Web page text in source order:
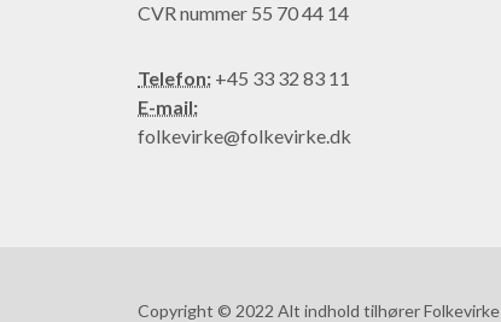
CVR nummer 55 70 44 14
Telefon: +45 33 32 83 11
E-mail:
folkevirke@folkevirke.dk
Copyright © 2022 Alt indhold tilhører Folkevirke